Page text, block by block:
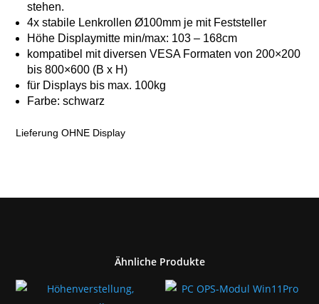
stehen.
4x stabile Lenkrollen Ø100mm je mit Feststeller
Höhe Displaymitte min/max: 103 – 168cm
kompatibel mit diversen VESA Formaten von 200×200
bis 800×600 (B x H)
für Displays bis max. 100kg
Farbe: schwarz
Lieferung OHNE Display
Ähnliche Produkte